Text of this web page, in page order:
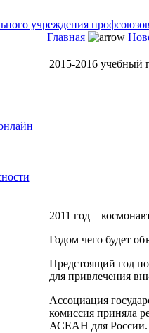
Главная
2015-2016 учебный
2011 год –
Годом чего будет
Предстоящий год
для привлечения
Ассоциация
комиссия приняла
АСЕАН для России.